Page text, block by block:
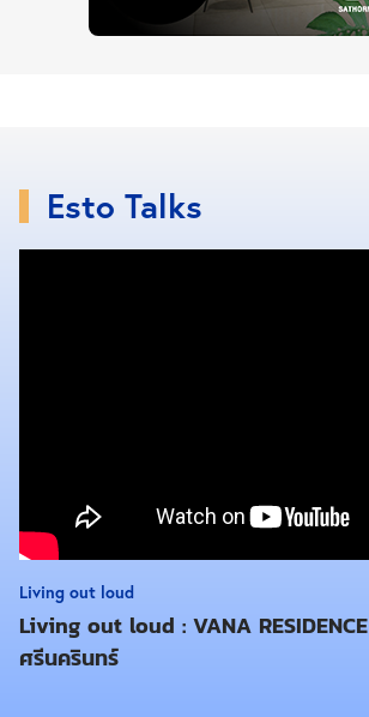
เป็นหนึ่งในโรงพยาบาลอันดับหนึ่งของป
ปิ่นเกล้า-จรัญสนิทวงศ์ มีนักธุร
และในปัจจุบันรถไฟฟ้าสายสีน้ำเงินบนเ
ใหญ่อื่นได้ไหลเข้ามาสู่ ปิ่นเกล้า-จรัญส
อย่างเห็นได้ชัด
Esto Talks
Living out loud
Living out loud : VANA
ศรีนครินทร์